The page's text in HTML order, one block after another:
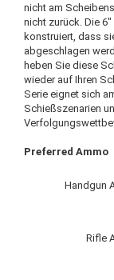
nicht am
nicht zurück. Die
konstruiert, dass
abgeschlagen
heben Sie diese
wieder auf Ihren
Serie eignet sich
Schießszenarien
Preferred Ammo
Handgun
Rifle